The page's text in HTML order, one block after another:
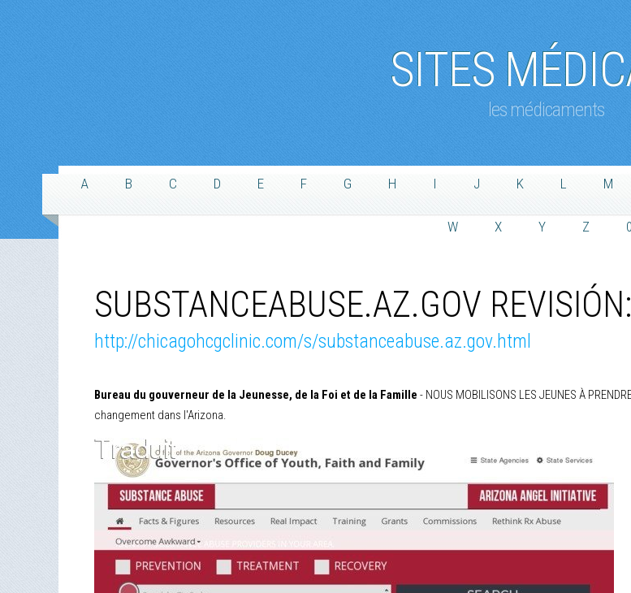
SITES
les médicaments
A B C D E F G H I J K L M
W X Y Z
SUBSTANCEABUSE.AZ.GOV REVISIÓN:
http://chicagohcgclinic.com/s/substanceabuse.az.gov.html
Bureau du gouverneur de la Jeunesse, de la Foi et de la Famille - NOUS MOBILISONS LES JEUNES À
changement dans l'Arizona.